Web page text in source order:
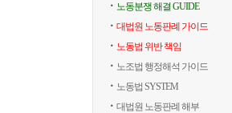
노동분쟁 해결 GUIDE
대법원 노동판례 가이드
노동법 위반 책임
노조법 행정해석 가이드
노동법 SYSTEM
대법원 노동판례 해부